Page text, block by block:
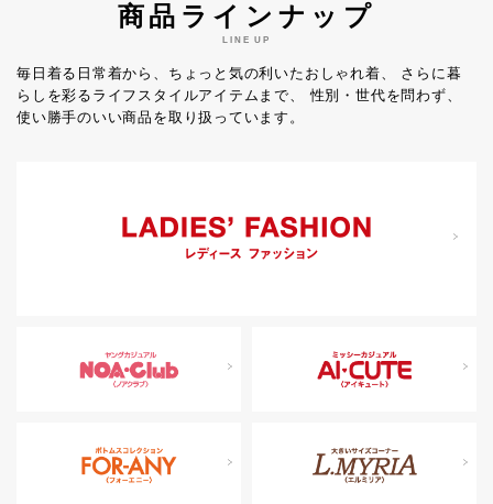
商品ラインナップ
LINE UP
毎日着る日常着から、ちょっと気の利いたおしゃれ着、
さらに暮
らしを彩るライフスタイルアイテムまで、
性別・世代を問わず、
使い勝手のいい商品を取り扱っています。